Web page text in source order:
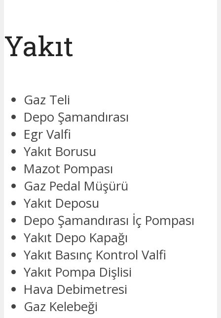
Yakıt
Gaz Teli
Depo Şamandırası
Egr Valfi
Yakıt Borusu
Mazot Pompası
Gaz Pedal Müşürü
Yakıt Deposu
Depo Şamandırası İç Pompası
Yakıt Depo Kapağı
Yakıt Basınç Kontrol Valfi
Yakıt Pompa Dişlisi
Hava Debimetresi
Gaz Kelebeği